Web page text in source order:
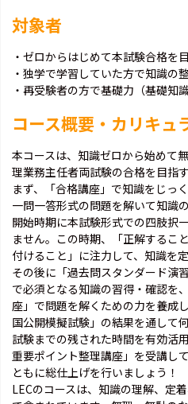
対象者
・ゼロからはじめて本試験合格を
・独学で学習していた方で知識の
・再受験者の方で基礎力（基礎知
コース概要・カリキュ
本コースは、知識ゼロから始めて
理業務主任者両試験の合格を目指す
まず、「合格講座」で知識をじっ
一問一答形式の問題を解いて知識
開始時期に本試験形式での四肢択
ません。この時期、「正解するこ
付けること」に注力して、知識を
その後に「過去問スタンダード演
で必須となる知識の習得・確認を
座」で問題を解くための力を養成
国公開模擬試験」の結果を通して
試験までの残された時間を有効活
重要ポイント整理講座」を受講し
ともに総仕上げを行いましょう！
LECのコースは、知識の理解、定